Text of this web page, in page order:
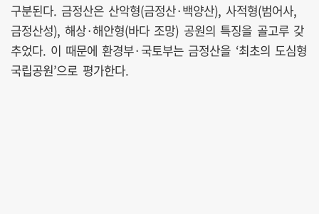
구분된다. 금정산은 산악형(금정산·백양산), 사적형(범어사,
금정산성), 해상·해안형(바다 조망) 공원의 특징을 골고루 갖
추었다. 이 때문에 환경부·국토부는 금정산을 ‘최초의 도심형
국립공원’으로 평가한다.